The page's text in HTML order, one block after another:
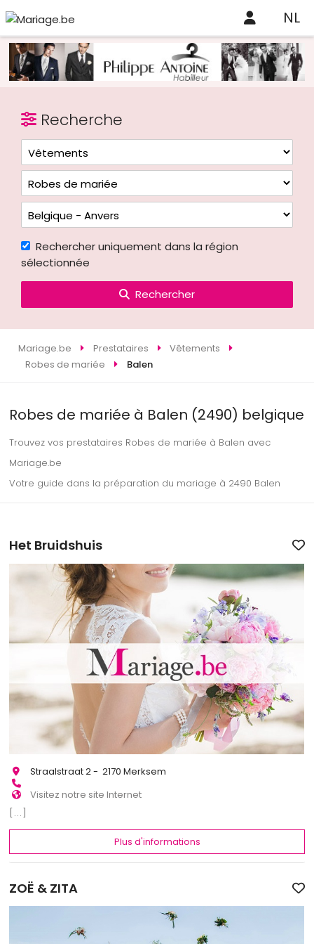
NL
Recherche
Rechercher uniquement dans la région
sélectionnée
Rechercher
Mariage.be Prestataires
Vêtements
Robes de mariée
Balen
Robes de mariée à Balen (2490) belgique
Trouvez vos prestataires Robes de mariée à Balen avec
Mariage.be
Votre guide dans la préparation du mariage à 2490 Balen
Het Bruidshuis
Straalstraat 2 - 2170 Merksem
Visitez notre site Internet
[...]
Plus d'informations
ZOË & ZITA